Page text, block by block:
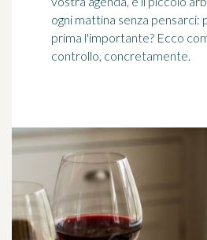
ogni mattina senza pensarci:
prima l'importante? Ecco
controllo, concretamente.